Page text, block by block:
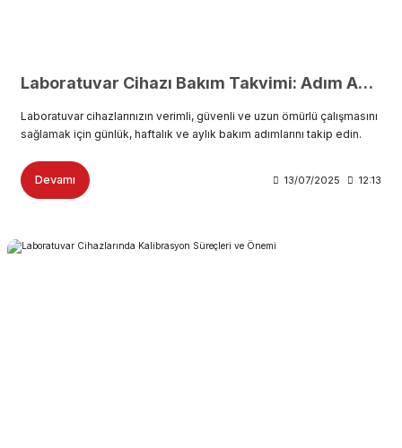
Laboratuvar Cihazı Bakım Takvimi: Adım Adım Periyodik Bakım Rehberi
Laboratuvar cihazlarınızın verimli, güvenli ve uzun ömürlü çalışmasını
sağlamak için günlük, haftalık ve aylık bakım adımlarını takip edin.
Devamı 13/07/2025 12:13